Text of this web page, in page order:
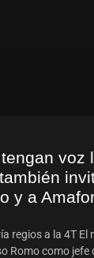
voz
y a
regios a la 4T El
Romo como jefe